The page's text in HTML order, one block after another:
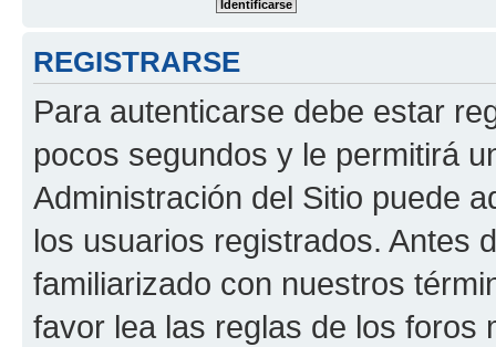
REGISTRARSE
Para autenticarse debe estar
pocos segundos y le permitirá
Administración del Sitio puede
los usuarios registrados. Antes
familiarizado con nuestros
favor lea las reglas de los foros